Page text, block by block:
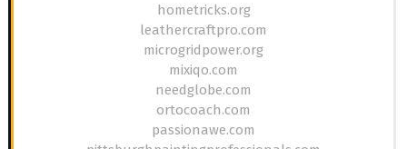
hometricks.org
leathercraftpro.com
microgridpower.org
mixiqo.com
needglobe.com
ortocoach.com
passionawe.com